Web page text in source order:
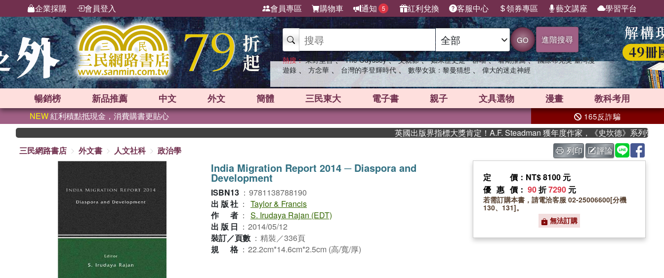
企業採購 會員登入 會員專區 購物車 通知 5 紅利兌換 客服中心 領券專區 藝文講座 學習平台
GO 進階搜尋
熱搜： 東野圭吾 、 The Odyssey 、 父親節 、 如果歷史是一群喵 、 暑期推薦 、 國際布克獎 臺灣漫
遊錄 、 方念華 、 台灣的李登輝時代 、 數學女孩：黎曼猜想 、 偉大的迷走神經
暢銷榜 新品推薦 中文 外文 簡體 三民東大 電子書 親子 文具選物 漫畫 教科考用
NEW紅利積點抵現金，消費購書更貼心 165反詐騙
英國出版界指標大獎肯定！A.F. Steadman 獲年度作家，《史坎德》系列帶你踏上
三民網路書店
外文書 人文社科 政治學 列印 評論
India Migration Report 2014 ─ Diaspora and
Development
ISBN13 ： 9781138788190
出版社 ： Taylor & Francis
作者 ： S. Irudaya Rajan (EDT)
出版日 ： 2014/05/12
裝訂／頁數 ： 精裝／336頁
規格 ： 22.2cm*14.6cm*2.5cm (高/寬/厚)
定價 ：NT$ 8100 元
優惠價 ： 90折7290 元
若需訂購本書，請電洽客服 02-25006600[分機
130、131]。
無法訂購